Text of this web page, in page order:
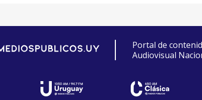
Portal de
Audiovisual